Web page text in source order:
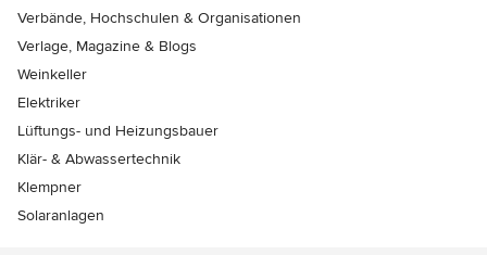
Verbände, Hochschulen & Organisationen
Verlage, Magazine & Blogs
Weinkeller
Elektriker
Lüftungs- und Heizungsbauer
Klär- & Abwassertechnik
Klempner
Solaranlagen